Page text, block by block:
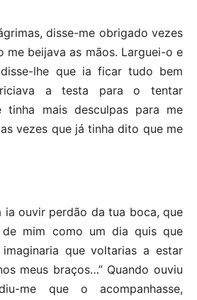
disse-me obrigado vezes
me beijava as mãos. Larguei-o e
lhe que ia ficar tudo bem
a testa para o tentar
tinha mais desculpas para me
vezes que já tinha dito que me
ia ouvir perdão da tua boca, que
de mim como um dia quis que
imaginaria que voltarias a estar
meus braços…” Quando ouviu
me que o acompanhasse,